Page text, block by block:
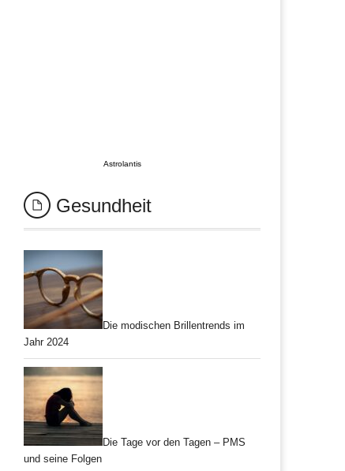
Astrolantis
Gesundheit
Die modischen Brillentrends im
Jahr 2024
Die Tage vor den Tagen – PMS
und seine Folgen